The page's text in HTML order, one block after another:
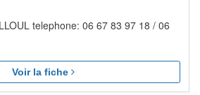
telephone: 06 67 83 97 18 / 06
Voir la fiche